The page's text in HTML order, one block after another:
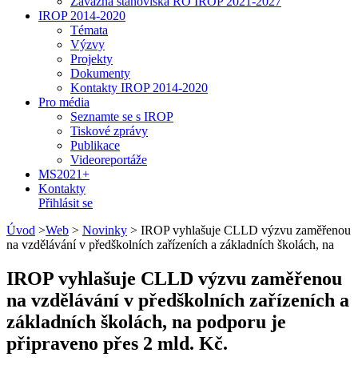
IROP 2014-2020
Témata
Výzvy
Projekty
Dokumenty
Kontakty IROP 2014-2020
Pro média
Seznamte se s IROP
Tiskové zprávy
Publikace
Videoreportáže
MS2021+
Kontakty
Přihlásit se
Úvod >Web > Novinky > IROP vyhlašuje CLLD výzvu zaměřenou
na vzdělávání v předškolních zařízeních a základních školách, na
IROP vyhlašuje CLLD výzvu zaměřenou
na vzdělávání v předškolních zařízeních a
základních školách, na podporu je
připraveno přes 2 mld. Kč.